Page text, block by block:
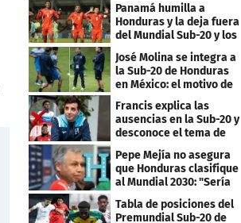
Panamá humilla a
Honduras y la deja fuera
del Mundial Sub-20 y los
Juegos Olímpicos
José Molina se integra a
la Sub-20 de Honduras
en México: el motivo de
su viaje
Francis explica las
ausencias en la Sub-20 y
desconoce el tema de
los tiktokers
Pepe Mejía no asegura
que Honduras clasifique
al Mundial 2030: "Sería
mentir"
Tabla de posiciones del
Premundial Sub-20 de